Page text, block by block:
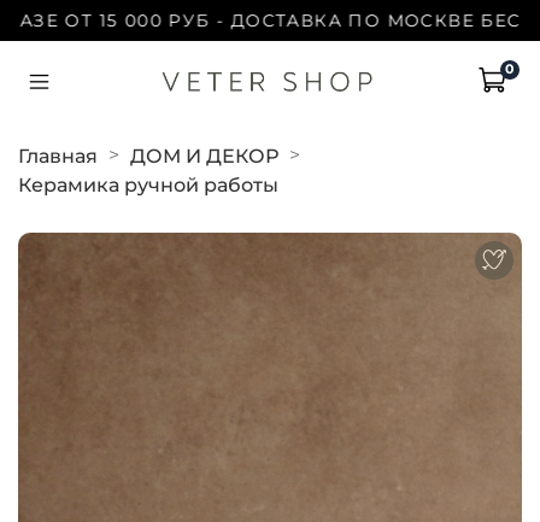
ОТ 15 000 РУБ - ДОСТАВКА ПО МОСКВЕ
0
Главная
ДОМ И ДЕКОР
Керамика ручной работы